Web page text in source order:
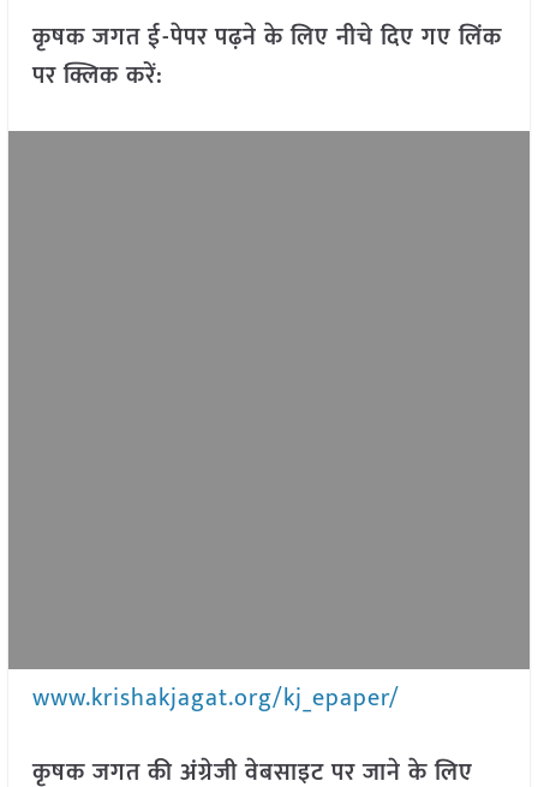
कृषक जगत ई-पेपर पढ़ने के लिए नीचे दिए गए लिंक
पर क्लिक करें:
www.krishakjagat.org/kj_epaper/
कृषक जगत की अंग्रेजी वेबसाइट पर जाने के लिए